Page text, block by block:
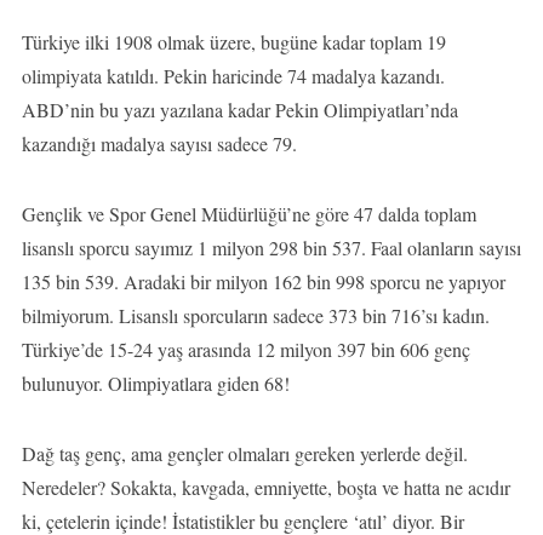
Türkiye ilki 1908 olmak üzere, bugüne kadar toplam 19
olimpiyata katıldı. Pekin haricinde 74 madalya kazandı.
ABD’nin bu yazı yazılana kadar Pekin Olimpiyatları’nda
kazandığı madalya sayısı sadece 79.
Gençlik ve Spor Genel Müdürlüğü’ne göre 47 dalda toplam
lisanslı sporcu sayımız 1 milyon 298 bin 537. Faal olanların sayısı
135 bin 539. Aradaki bir milyon 162 bin 998 sporcu ne yapıyor
bilmiyorum. Lisanslı sporcuların sadece 373 bin 716’sı kadın.
Türkiye’de 15-24 yaş arasında 12 milyon 397 bin 606 genç
bulunuyor. Olimpiyatlara giden 68!
Dağ taş genç, ama gençler olmaları gereken yerlerde değil.
Neredeler? Sokakta, kavgada, emniyette, boşta ve hatta ne acıdır
ki, çetelerin içinde! İstatistikler bu gençlere ‘atıl’ diyor. Bir